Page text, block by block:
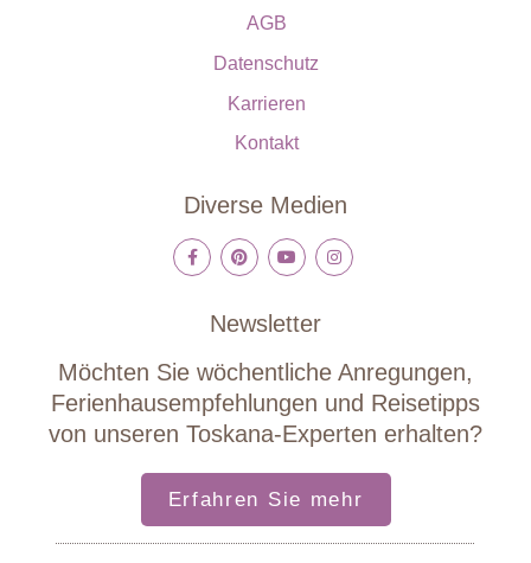
AGB
Datenschutz
Karrieren
Kontakt
Diverse Medien
Newsletter
Möchten Sie wöchentliche Anregungen,
Ferienhausempfehlungen und Reisetipps
von unseren Toskana-Experten erhalten?
Erfahren Sie mehr